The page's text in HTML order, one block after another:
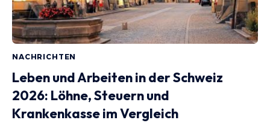
NACHRICHTEN
Leben und Arbeiten in der Schweiz
2026: Löhne, Steuern und
Krankenkasse im Vergleich